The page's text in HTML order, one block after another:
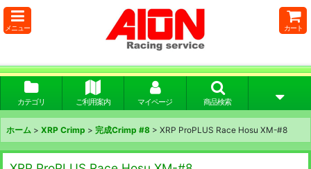
メニュー カート
カテゴリ ご利用案内 マイページ 商品検索
ホーム > XRP Crimp > 完成Crimp #8 > XRP ProPLUS Race Hosu XM-#8